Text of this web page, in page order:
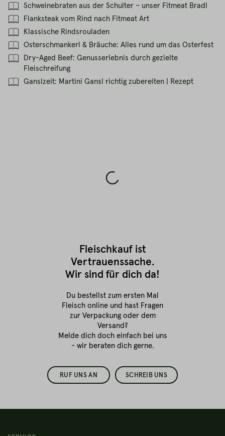
Schweinebraten aus der Schulter – unser Fitmeat Bradl
Flanksteak vom Rind nach Fitmeat Art
Klassische Rindsrouladen
Osterschmankerl & Bräuche: Alles rund um das Osterfest
Dry-Aged Beef: Genusserlebnis durch gezielte
Fleischreifung
Ganslzeit: Martini Gansl richtig zubereiten | Rezept
Fleischkauf ist
Vertrauenssache.
Wir sind für dich da!
Du bestellst zum ersten Mal
Fleisch online und hast Fragen
zur Verpackung oder dem
Versand?
Melde dich doch einfach bei uns
- wir beraten dich gerne.
RUF UNS AN SCHREIB UNS